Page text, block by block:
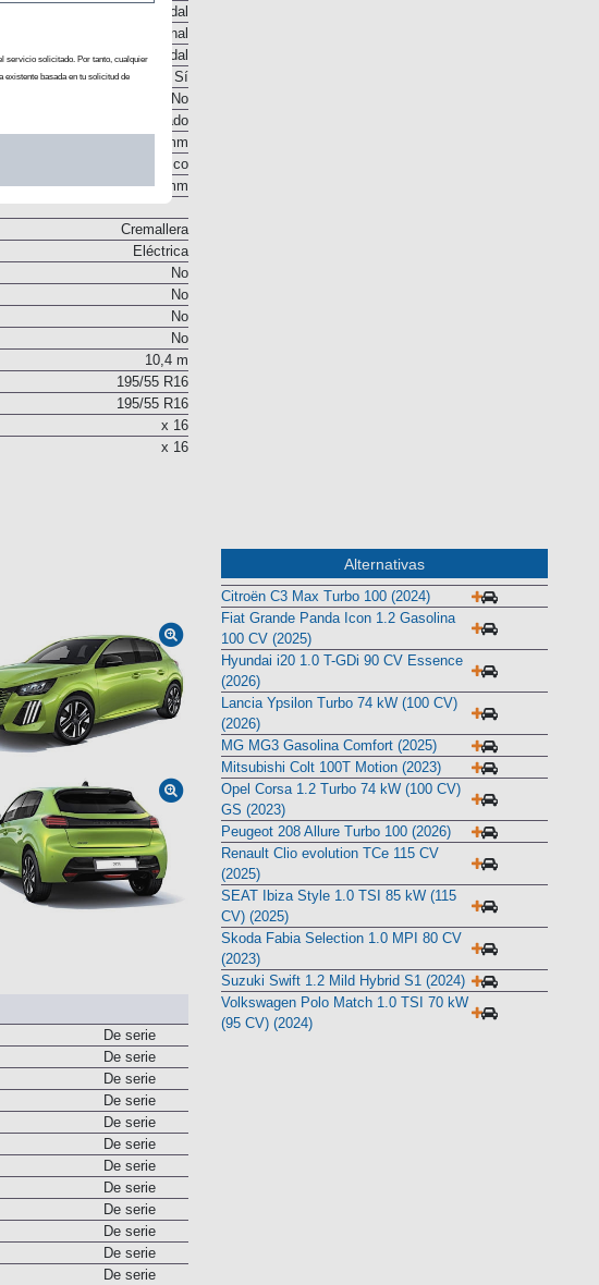
servicio solicitado. Por tanto, cualquier
basada en tu solicitud de
Resorte helicoidal
tirada con elemento torsional
Resorte helicoidal
Sí
No
Disco ventilado
283 mm
Disco
249 mm
Cremallera
Eléctrica
No
No
No
No
10,4 m
195/55 R16
195/55 R16
x 16
x 16
De serie
De serie
De serie
De serie
De serie
De serie
De serie
De serie
De serie
De serie
De serie
De serie
Alternativas
Citroën C3 Max Turbo 100 (2024)
Fiat Grande Panda Icon 1.2 Gasolina
100 CV (2025)
Hyundai i20 1.0 T-GDi 90 CV Essence
(2026)
Lancia Ypsilon Turbo 74 kW (100 CV)
(2026)
MG MG3 Gasolina Comfort (2025)
Mitsubishi Colt 100T Motion (2023)
Opel Corsa 1.2 Turbo 74 kW (100 CV)
GS (2023)
Peugeot 208 Allure Turbo 100 (2026)
Renault Clio evolution TCe 115 CV
(2025)
SEAT Ibiza Style 1.0 TSI 85 kW (115
CV) (2025)
Skoda Fabia Selection 1.0 MPI 80 CV
(2023)
Suzuki Swift 1.2 Mild Hybrid S1 (2024)
Volkswagen Polo Match 1.0 TSI 70 kW
(95 CV) (2024)